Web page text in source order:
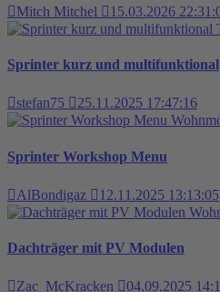
Mitch Mitchel
15.03.2026
Sprinter kurz und multifunktional
stefan75
25.11.2025 17:47:16
Sprinter Workshop Menu
AlBondigaz
12.11.2025 13:13:05
Dachträger mit PV Modulen
Zac_McKracken 04.09.2025